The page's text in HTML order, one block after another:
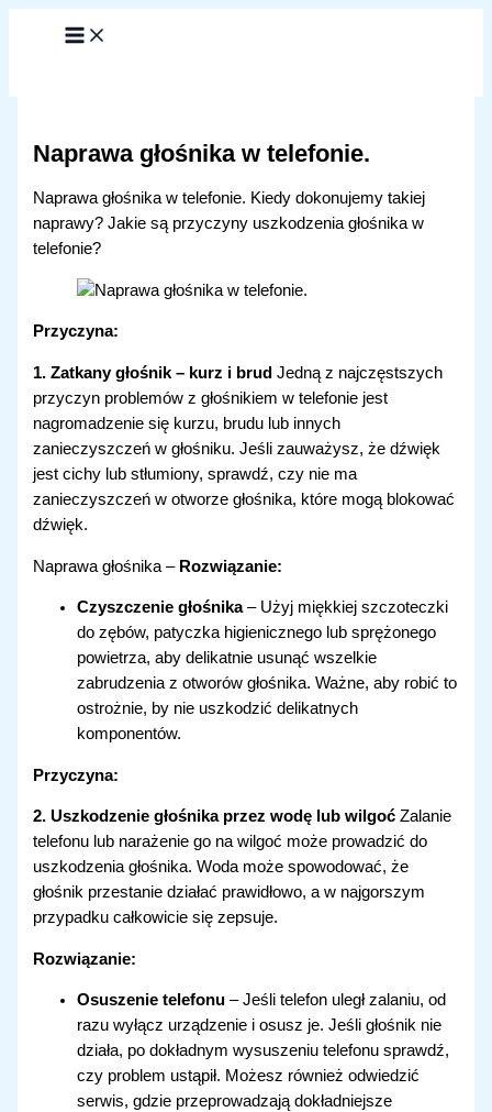
Naprawa głośnika w telefonie.
Naprawa głośnika w telefonie. Kiedy dokonujemy takiej
naprawy? Jakie są przyczyny uszkodzenia głośnika w
telefonie?
Przyczyna:
1. Zatkany głośnik – kurz i brud Jedną z najczęstszych
przyczyn problemów z głośnikiem w telefonie jest
nagromadzenie się kurzu, brudu lub innych
zanieczyszczeń w głośniku. Jeśli zauważysz, że dźwięk
jest cichy lub stłumiony, sprawdź, czy nie ma
zanieczyszczeń w otworze głośnika, które mogą blokować
dźwięk.
Naprawa głośnika – Rozwiązanie:
Czyszczenie głośnika– Użyj miękkiej szczoteczki
do zębów, patyczka higienicznego lub sprężonego
powietrza, aby delikatnie usunąć wszelkie
zabrudzenia z otworów głośnika. Ważne, aby robić to
ostrożnie, by nie uszkodzić delikatnych
komponentów.
Przyczyna:
2. Uszkodzenie głośnika przez wodę lub wilgoć Zalanie
telefonu lub narażenie go na wilgoć może prowadzić do
uszkodzenia głośnika. Woda może spowodować, że
głośnik przestanie działać prawidłowo, a w najgorszym
przypadku całkowicie się zepsuje.
Rozwiązanie:
Osuszenie telefonu – Jeśli telefon uległ zalaniu, od
razu wyłącz urządzenie i osusz je. Jeśli głośnik nie
działa, po dokładnym wysuszeniu telefonu sprawdź,
czy problem ustąpił. Możesz również odwiedzić
serwis, gdzie przeprowadzają dokładniejsze